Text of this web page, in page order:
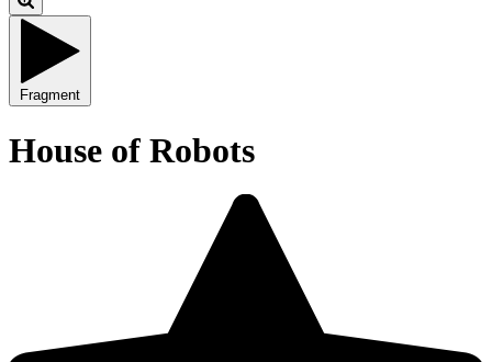
Fragment
House of Robots